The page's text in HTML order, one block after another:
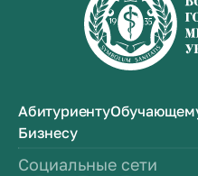
Абитуриенту
Бизнесу
Социальные сети